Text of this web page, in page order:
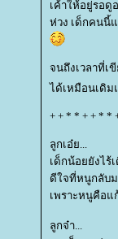
เค้าให้อยู่รอ
ห่วง เด็กคนนี้
จนถึงเวลาที่เ
ได้เหมือนเดิ
+ + * * + + * *
ลูกเอ๋ย...
เด็กน้อยยังไร้
ดีใจที่หนูกลับ
เพราะหนูคือแ
ลูกจ๋า...